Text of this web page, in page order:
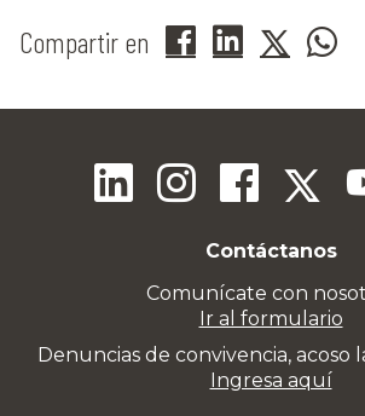
Compartir en
Contáctanos
Comunícate con
Ir al formulario
Denuncias de convivencia, acoso
Ingresa aquí